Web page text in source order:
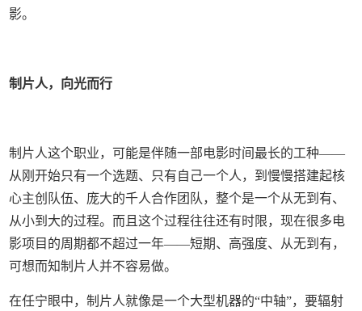
影。
制片人，向光而行
制片人这个职业，可能是伴随一部电影时间最长的工种——
从刚开始只有一个选题、只有自己一个人，到慢慢搭建起核
心主创队伍、庞大的千人合作团队，整个是一个从无到有、
从小到大的过程。而且这个过程往往还有时限，现在很多电
影项目的周期都不超过一年——短期、高强度、从无到有，
可想而知制片人并不容易做。
在任宁眼中，制片人就像是一个大型机器的“中轴”，要辐射